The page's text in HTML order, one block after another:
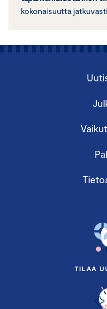
kokonaisuutta jatkuvasti
TILAA